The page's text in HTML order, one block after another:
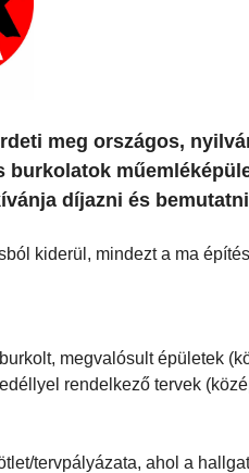
meg országos,
díjazni és
kiderül, mindezt a ma
megvalósult épületek
rendelkező tervek
tervpályázata, ahol a